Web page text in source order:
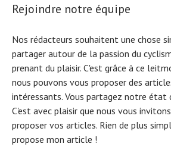
Rejoindre notre équipe
Nos rédacteurs souhaitent une chose
partager autour de la passion du
prenant du plaisir. C'est grâce à ce
nous pouvons vous proposer des
intéressants. Vous partagez notre état
C'est avec plaisir que nous vous
proposer vos articles. Rien de plus
propose mon article !